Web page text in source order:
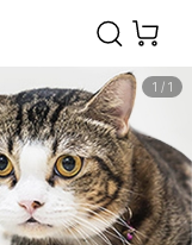
1 / 1